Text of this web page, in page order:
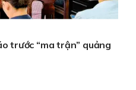
trước “ma trận” quảng